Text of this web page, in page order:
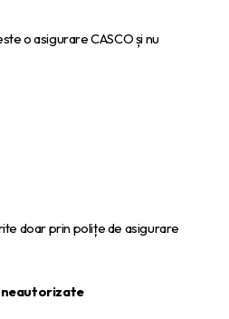
o asigurare CASCO și nu
doar prin polițe de asigurare